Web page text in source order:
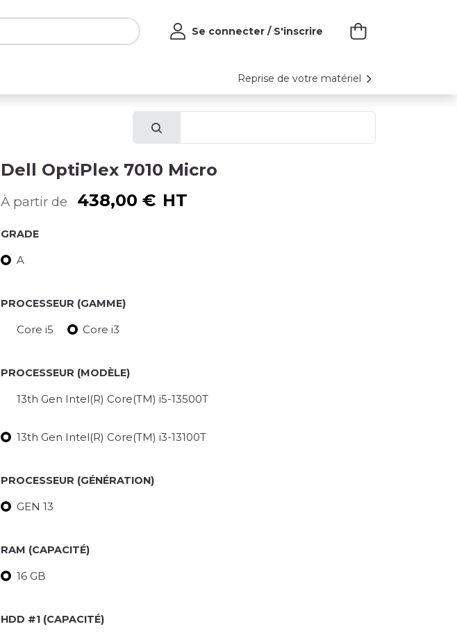
Se connecter / S'inscrire
Reprise de votre matériel
Dell OptiPlex 7010 Micro
À partir de 438,00 € HT
GRADE
A
PROCESSEUR (GAMME)
Core i5 Core i3
PROCESSEUR (MODÈLE)
13th Gen Intel(R) Core(TM) i5-13500T
13th Gen Intel(R) Core(TM) i3-13100T
PROCESSEUR (GÉNÉRATION)
GEN 13
RAM (CAPACITÉ)
16 GB
HDD #1 (CAPACITÉ)